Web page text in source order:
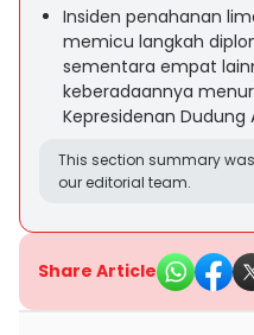
Insiden penahanan
memicu langkah
sementara empat
keberadaannya
Kepresidenan Dudung
This section summary
our editorial team.
Share Article